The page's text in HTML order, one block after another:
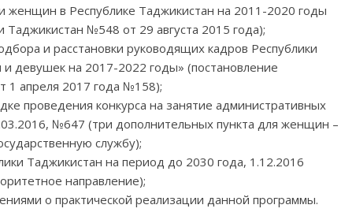
женщин в Республике Таджикистан на 2011-2020 годы
Таджикистан №548 от 29 августа 2015 года);
и расстановки руководящих кадров Республики
девушек на 2017-2022 годы» (постановление
1 апреля 2017 года №158);
проведения конкурса на занятие административных
№647 (три дополнительных пункта для женщин –
службу);
Таджикистан на период до 2030 года, 1.12.2016
направление);
о практической реализации данной программы.